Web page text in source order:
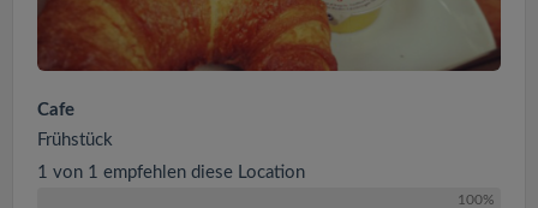
Cafe
Frühstück
1 von 1 empfehlen diese Location
100%